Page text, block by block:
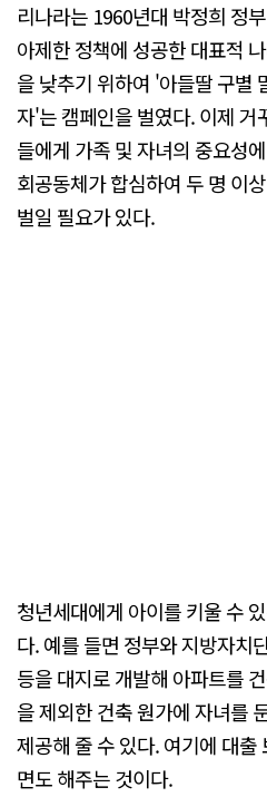
리나라는 1960년대 박정희 정
아제한 정책에 성공한 대표적
을 낮추기 위하여 '아들딸 구별
자'는 캠페인을 벌였다. 이제 거
들에게 가족 및 자녀의 중요성
회공동체가 합심하여 두 명 이
벌일 필요가 있다.
청년세대에게 아이를 키울 수
다. 예를 들면 정부와 지방자치
등을 대지로 개발해 아파트를
을 제외한 건축 원가에 자녀를
제공해 줄 수 있다. 여기에 대
면도 해주는 것이다.